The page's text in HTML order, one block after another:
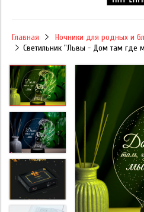
Главная Ночники для родных и
Светильник "Львы - Дом там где